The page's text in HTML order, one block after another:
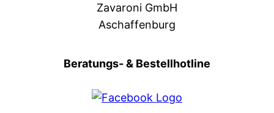
Zavaroni GmbH
Aschaffenburg
Beratungs- & Bestellhotline